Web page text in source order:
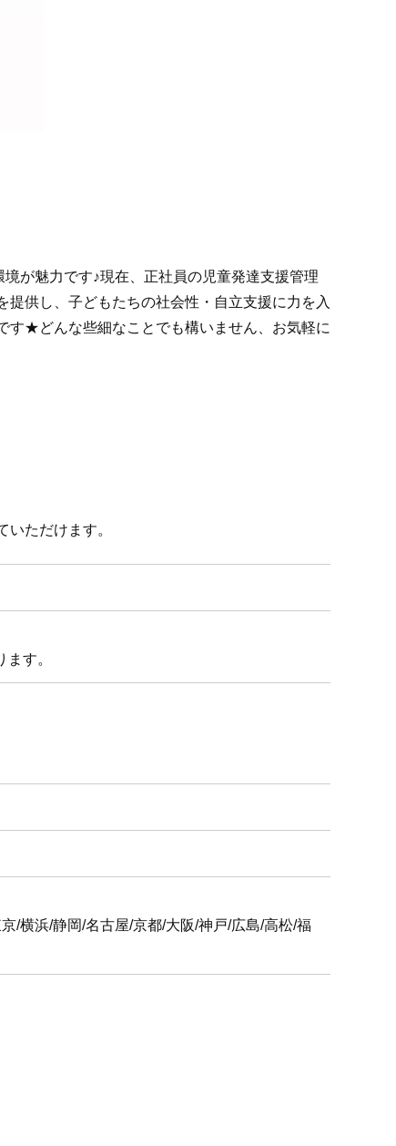
が魅力です♪現在、正社員の児童発達支援管理
供し、子どもたちの社会性・自立支援に力を入
す★どんな些細なことでも構いません、お気軽に
ただけます。
す。
社
都/大阪/神戸/広島/高松/福